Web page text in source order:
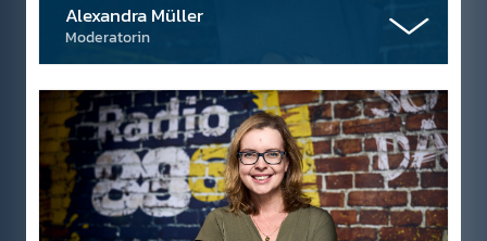
Alexandra Müller
Moderatorin